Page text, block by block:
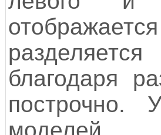
благодаря
построчно.
моделей